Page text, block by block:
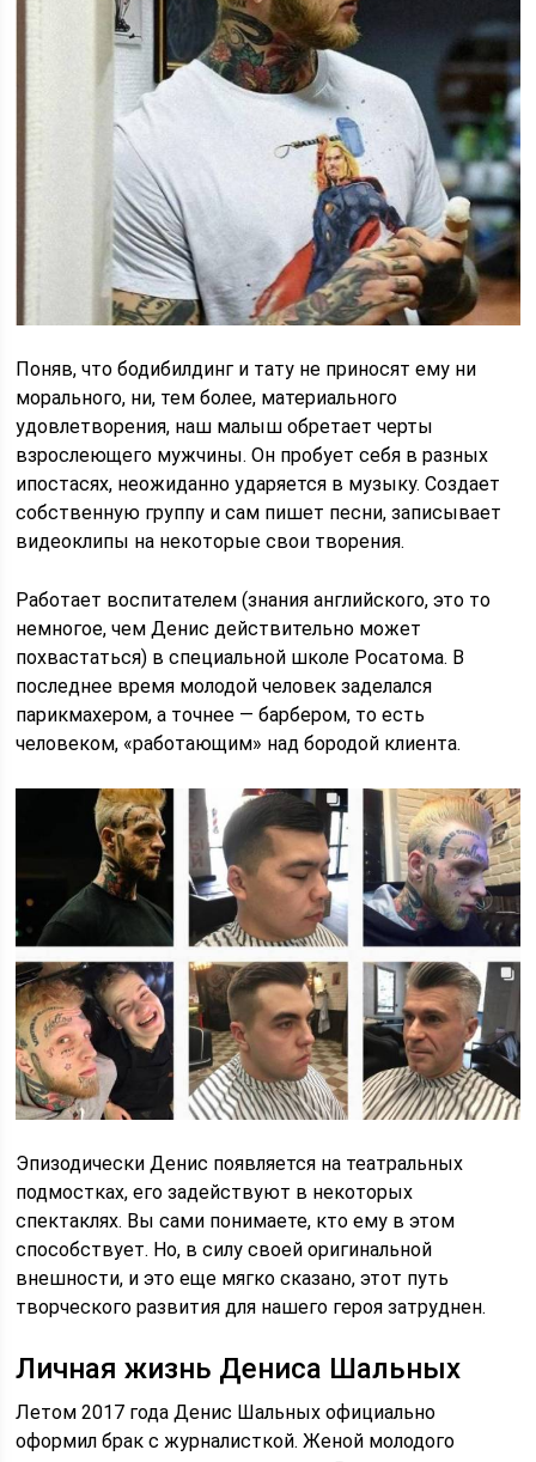
Поняв, что бодибилдинг и тату не приносят ему ни
морального, ни, тем более, материального
удовлетворения, наш малыш обретает черты
взрослеющего мужчины. Он пробует себя в разных
ипостасях, неожиданно ударяется в музыку. Создает
собственную группу и сам пишет песни, записывает
видеоклипы на некоторые свои творения.
Работает воспитателем (знания английского, это то
немногое, чем Денис действительно может
похвастаться) в специальной школе Росатома. В
последнее время молодой человек заделался
парикмахером, а точнее — барбером, то есть
человеком, «работающим» над бородой клиента.
Эпизодически Денис появляется на театральных
подмостках, его задействуют в некоторых
спектаклях. Вы сами понимаете, кто ему в этом
способствует. Но, в силу своей оригинальной
внешности, и это еще мягко сказано, этот путь
творческого развития для нашего героя затруднен.
Личная жизнь Дениса Шальных
Летом 2017 года Денис Шальных официально
оформил брак с журналисткой. Женой молодого